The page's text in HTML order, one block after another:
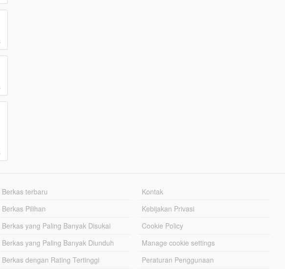
Berkas terbaru
Berkas Pilihan
Berkas yang Paling Banyak Disukai
Berkas yang Paling Banyak Diunduh
Berkas dengan Rating Tertinggi
Kontak
Kebijakan Privasi
Cookie Policy
Manage cookie settings
Peraturan Penggunaan